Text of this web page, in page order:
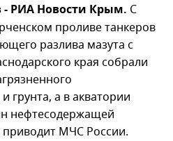
РИА Новости Крым. С
проливе танкеров
разлива мазута с
края собрали
грунта, а в акватории
нефтесодержащей
приводит МЧС России.